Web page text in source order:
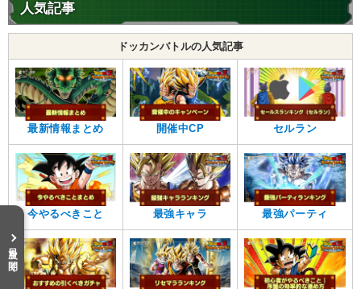
人気記事
ドッカンバトルの人気記事
最新情報まとめ 開催中CP セルラン
今やるべきこと 最強キャラ 最強パーティ
目次を開く